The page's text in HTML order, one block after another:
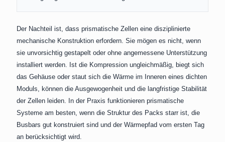
Der Nachteil ist, dass prismatische Zellen eine disziplinierte
mechanische Konstruktion erfordern. Sie mögen es nicht, wenn
sie unvorsichtig gestapelt oder ohne angemessene Unterstützung
installiert werden. Ist die Kompression ungleichmäßig, biegt sich
das Gehäuse oder staut sich die Wärme im Inneren eines dichten
Moduls, können die Ausgewogenheit und die langfristige Stabilität
der Zellen leiden. In der Praxis funktionieren prismatische
Systeme am besten, wenn die Struktur des Packs starr ist, die
Busbars gut konstruiert sind und der Wärmepfad vom ersten Tag
an berücksichtigt wird.